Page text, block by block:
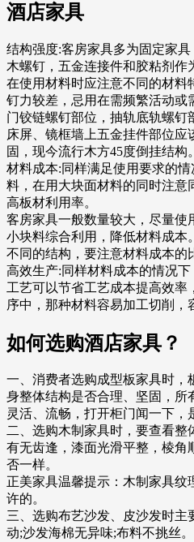
酒店家具
结构强度:客房家具多为固定家
木螺钉，五金连接件和胶粘剂作
在使用材料时应注意不同的材料
钉力较差，忌用在需频繁活动或
门铰链螺钉部位，抽轨底轨螺钉
床屏、镜框墙上五金挂件部位
固，现今流行木方45度倒挂结构。
材料成本:同样满足使用要求的
料，在用大块面材料的同时注意
高板材利用率。
客房家具一般数量较大，尽量使
小块料综合利用，降低材料成本。
不同的结构，要注意材料成本的
高效生产:同样材料成本的情况
工艺可以节省工艺成本提高效率
序中，那种材料容易加工切削，
如何选购酒店家具？
一、消费者选购成型板家具时，
身整体结构是否合理、坚固，所
灵活、流畅，打开柜门闻一下，
二、选购木制家具时，要查看整
有无齿逢，漆面光滑平整，棱角
否一样。
正美家具温馨提示：木制家具
许的。
三、选购布艺沙发、皮沙发时主
动;沙发海棉无异味;布料不挑丝。